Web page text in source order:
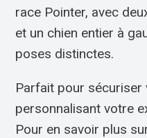
race Pointer, avec
et un chien entier à
poses distinctes.
Parfait pour
personnalisant votre
Pour en savoir plus